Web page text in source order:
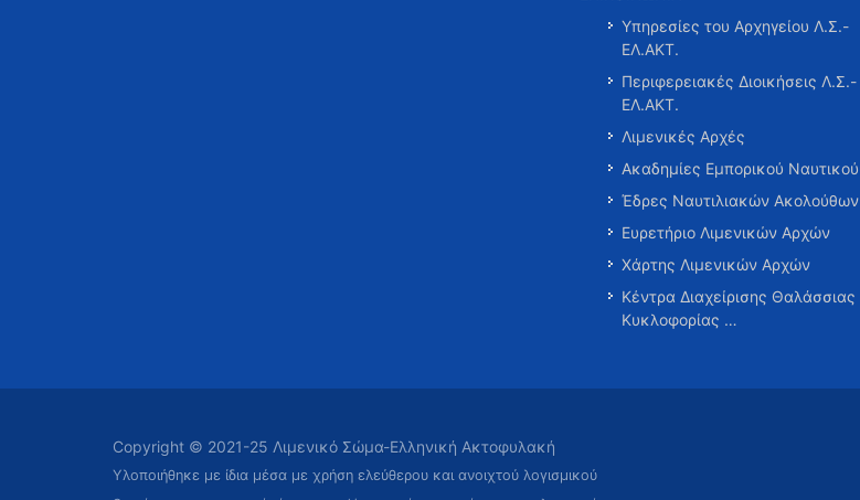
Υπηρεσίες του Αρχηγείου Λ.Σ.-
ΕΛ.ΑΚΤ.
Περιφερειακές Διοικήσεις Λ.Σ.-
ΕΛ.ΑΚΤ.
Λιμενικές Αρχές
Ακαδημίες Εμπορικού Ναυτικού
Έδρες Ναυτιλιακών Ακολούθων
Ευρετήριο Λιμενικών Αρχών
Χάρτης Λιμενικών Αρχών
Κέντρα Διαχείρισης Θαλάσσιας
Κυκλοφορίας …
Copyright © 2021-25 Λιμενικό Σώμα-Ελληνική Ακτοφυλακή
Υλοποιήθηκε με ίδια μέσα με χρήση ελεύθερου και ανοιχτού λογισμικού